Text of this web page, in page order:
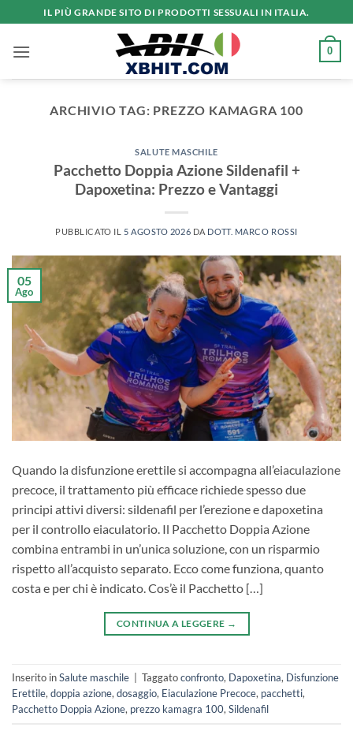
ai
contenuti
IL PIÙ GRANDE SITO DI PRODOTTI SESSUALI IN ITALIA.
0
ARCHIVIO TAG: PREZZO KAMAGRA 100
SALUTE MASCHILE
Pacchetto Doppia Azione Sildenafil +
Dapoxetina: Prezzo e Vantaggi
PUBBLICATO IL 5 AGOSTO 2026 DA DOTT. MARCO ROSSI
05
Ago
Quando la disfunzione erettile si accompagna all’eiaculazione
precoce, il trattamento più efficace richiede spesso due
principi attivi diversi: sildenafil per l’erezione e dapoxetina
per il controllo eiaculatorio. Il Pacchetto Doppia Azione
combina entrambi in un’unica soluzione, con un risparmio
rispetto all’acquisto separato. Ecco come funziona, quanto
costa e per chi è indicato. Cos’è il Pacchetto […]
CONTINUA A LEGGERE →
Inserito inSalute maschile Taggatoconfronto, Dapoxetina, Disfunzione
Erettile,doppia azione,dosaggio, Eiaculazione Precoce, pacchetti,
Pacchetto Doppia Azione, prezzo kamagra 100,Sildenafil